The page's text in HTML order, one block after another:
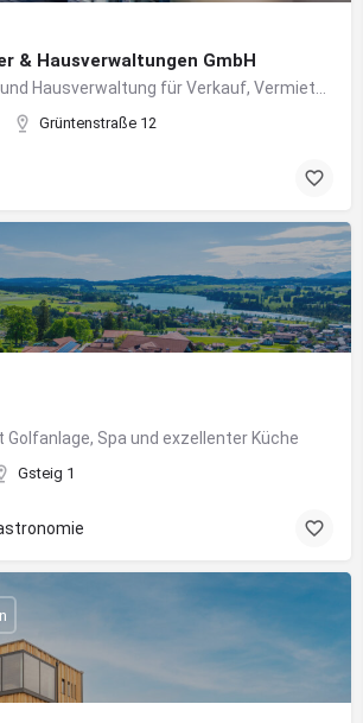
& Hausverwaltungen GmbH
Grüntenstraße 12
Spa und exzellenter Küche
Gsteig 1